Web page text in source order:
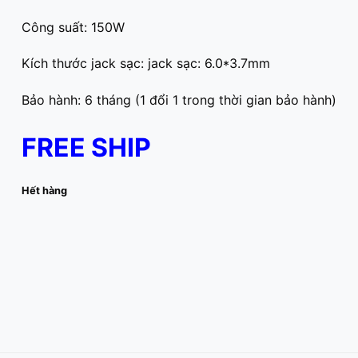
Công suất: 150W
Kích thước jack sạc: jack sạc: 6.0*3.7mm
Bảo hành: 6 tháng (1 đổi 1 trong thời gian bảo hành)
FREE SHIP
Hết hàng